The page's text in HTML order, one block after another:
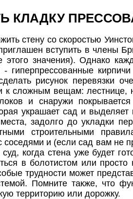
КЛАДКУ
стену со скоростью
вступить в члены
значения). Однако
- гиперпрессованные
рисунок перевязки
к сложным вещам: лестнице,
и снаружи
украшает сад и
задолго до укладки
строительными
соседями и (если сад вам не
когда стена уже будет
в болотистом или
трудности может
Помните также, что
территорию или дорожку.